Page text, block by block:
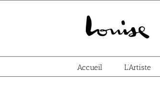
Accueil L’Artiste